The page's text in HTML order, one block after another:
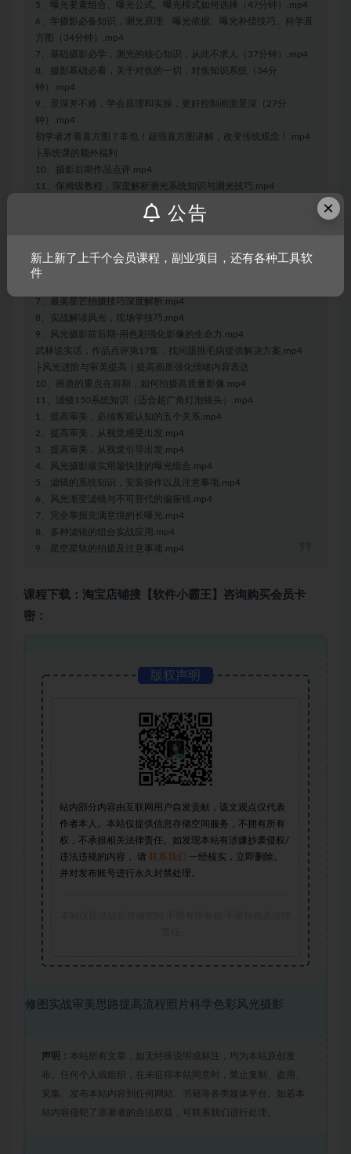
5、曝光要素组合、曝光公式、曝光模式如何选择（47分钟）.mp4
6、学摄影必备知识，测光原理、曝光依据、曝光补偿技巧、科学直
方图（34分钟）.mp4
7、基础摄影必学，测光的核心知识，从此不求人（37分钟）.mp4
8、摄影基础必看，关于对焦的一切，对焦知识系统（34分
钟）.mp4
9、景深并不难，学会原理和实操，更好控制画面景深（27分
钟）.mp4
初学者才看直方图？非也！超强直方图讲解，改变传统观念！.mp4
├系统课的额外福利
10、摄影后期作品点评.mp4
11、保姆级教程，深度解析测光系统知识与测光技巧.mp4
1、直方图绝密技巧，助你打造风格大片.mp4
2、风光摄影前后期-高效打造极致光影世界.mp4
4、风光摄影前后期，如何把握摄影的尺度.mp4
5、全方位掌握对焦的核心.mp4
7、最美星芒拍摄技巧深度解析.mp4
8、实战解读风光，现场学技巧.mp4
9、风光摄影前后期-用色彩强化影像的生命力.mp4
武林说实话，作品点评第17集，找问题挑毛病提供解决方案.mp4
├风光进阶与审美提高｜提高画质强化情绪内容表达
10、画质的重点在前期，如何拍摄高质量影像.mp4
11、滤镜150系统知识（适合超广角灯泡镜头）.mp4
1、提高审美，必须客观认知的五个关系.mp4
2、提高审美，从视觉感受出发.mp4
3、提高审美，从视觉引导出发.mp4
4、风光摄影最实用最快捷的曝光组合.mp4
5、滤镜的系统知识，安装操作以及注意事项.mp4
6、风光渐变滤镜与不可替代的偏振镜.mp4
7、完全掌握充满意境的长曝光.mp4
8、多种滤镜的组合实战应用.mp4
9、星空星轨的拍摄及注意事项.mp4
课程下载：淘宝店铺搜【软件小霸王】咨询购买会员卡
密：
版权声明
站内部分内容由互联网用户自发贡献，该文观点仅代表
作者本人。本站仅提供信息存储空间服务，不拥有所有
权，不承担相关法律责任。如发现本站有涉嫌抄袭侵权/
违法违规的内容， 请 联系我们 一经核实，立即删除。
并对发布账号进行永久封禁处理。
修图实战审美思路提高流程照片科学色彩风光摄影
声明： 本站所有文章，如无特殊说明或标注，均为本站原创发
布。任何个人或组织，在未征得本站同意时，禁止复制、盗用、
采集、发布本站内容到任何网站、书籍等各类媒体平台。如若本
站内容侵犯了原著者的合法权益，可联系我们进行处理。
×
公告
新上新了上千个会员课程，副业项目，还有各种工具软
件